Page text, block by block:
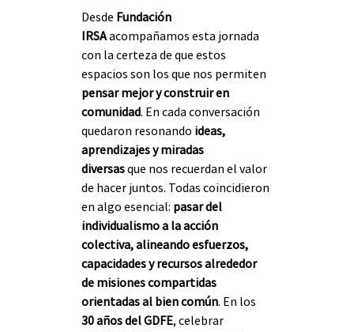
Desde Fundación
IRSA acompañamos esta jornada
con la certeza de que estos
espacios son los que nos permiten
pensar mejor y construir en
comunidad. En cada conversación
quedaron resonando ideas,
aprendizajes y miradas
diversas que nos recuerdan el valor
de hacer juntos. Todas coincidieron
en algo esencial: pasar del
individualismo a la acción
colectiva, alineando esfuerzos,
capacidades y recursos alrededor
de misiones compartidas
orientadas al bien común. En los
30 años del GDFE, celebrar